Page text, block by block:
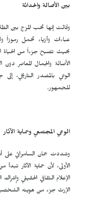
بين الأصالة والحداثة
وقالت إنها تحب المزج بين
عباءات وأزياء تحمل رموزاً
بحيث تصبح جزءاً من الحياة
الأصالة والجمال المعاصر
الوعي بالمصدر التاريخي،
للجمهور.
الوعي المجتمعي وحماية الآثار
وشددت جمان السامرائي على
الأولى، لأن حماية الآثار
الإعلام الثقافي الحقيقي
الإرث جزء من هويته